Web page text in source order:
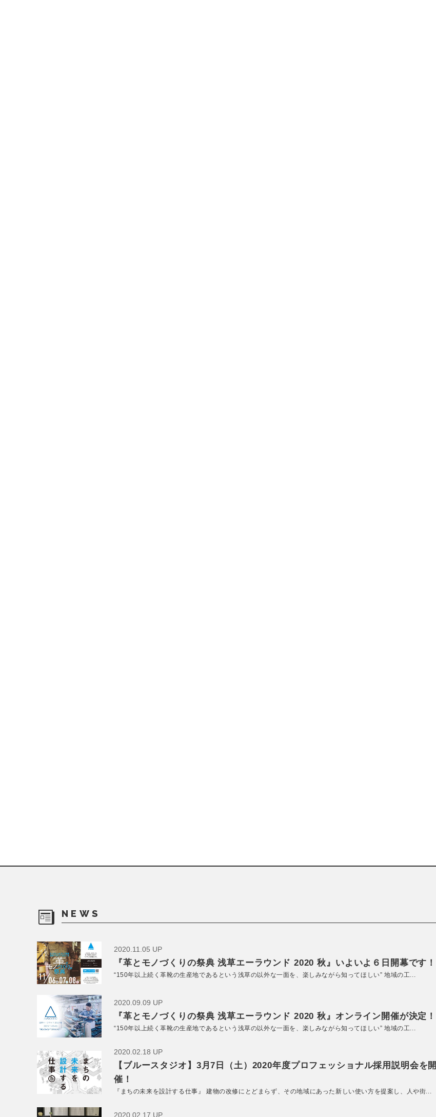
NEWS
2020.11.05 UP
『革とモノづくりの祭典 浅草エーラウンド 2020 秋』いよいよ６日開幕です！
“150年以上続く革靴の生産地であるという浅草の以外な一面を、楽しみながら知ってほしい” 地域の工...
2020.09.09 UP
『革とモノづくりの祭典 浅草エーラウンド 2020 秋』オンライン開催が決定！
“150年以上続く革靴の生産地であるという浅草の以外な一面を、楽しみながら知ってほしい” 地域の工...
2020.02.18 UP
【ブルースタジオ】3月7日（土）2020年度プロフェッショナル採用説明会を開
催！
『まちの未来を設計する仕事』 建物の改修にとどまらず、その地域にあった新しい使い方を提案し、人や街...
2020.02.17 UP